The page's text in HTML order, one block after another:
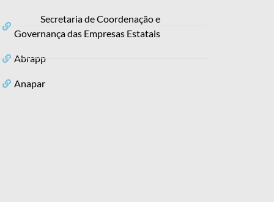
Secretaria de Coordenação e
Governança das Empresas Estatais
Abrapp
Anapar